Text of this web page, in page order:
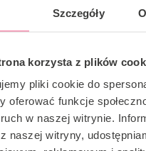
Szczegóły
korzysta z plików
pliki cookie do
oferować funkcje
w naszej witrynie.
naszej witryny,
cyklicznie przez
Flyspot Katowice dla
DE L'ÉVÉNEMENT